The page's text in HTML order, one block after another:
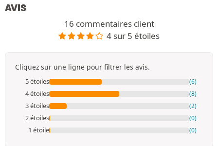
AVIS
16 commentaires client
4 sur 5 étoiles
Cliquez sur une ligne pour filtrer les avis.
5 étoiles (6)
4 étoiles (8)
3 étoiles (2)
2 étoiles (0)
1 étoile (0)